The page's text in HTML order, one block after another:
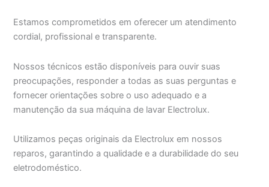
Estamos comprometidos em oferecer um atendimento
cordial, profissional e transparente.
Nossos técnicos estão disponíveis para ouvir suas
preocupações, responder a todas as suas perguntas e
fornecer orientações sobre o uso adequado e a
manutenção da sua máquina de lavar Electrolux.
Utilizamos peças originais da Electrolux em nossos
reparos, garantindo a qualidade e a durabilidade do seu
eletrodoméstico.